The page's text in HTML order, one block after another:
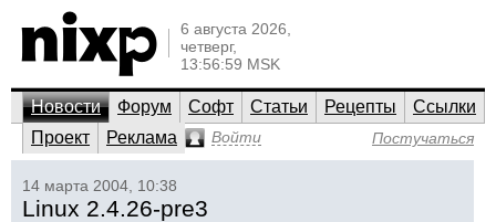
6 августа 2026,
четверг,
13:56:59 MSK
Новости Форум Софт Статьи Рецепты
Ссылки
Проект
Реклама Войти Постучаться
14 марта 2004, 10:38
Linux 2.4.26-pre3